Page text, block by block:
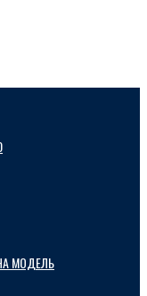
МОДЕЛЬ